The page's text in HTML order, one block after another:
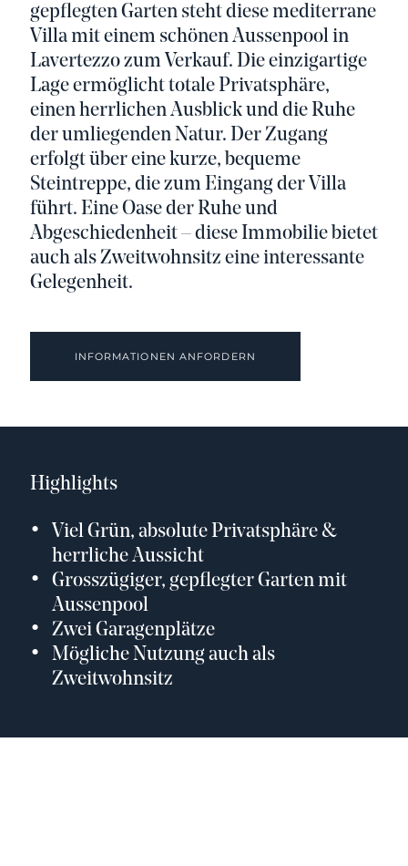
gepflegten Garten steht diese mediterrane
Villa mit einem schönen Aussenpool in
Lavertezzo zum Verkauf. Die einzigartige
Lage ermöglicht totale Privatsphäre,
einen herrlichen Ausblick und die Ruhe
der umliegenden Natur. Der Zugang
erfolgt über eine kurze, bequeme
Steintreppe, die zum Eingang der Villa
führt. Eine Oase der Ruhe und
Abgeschiedenheit – diese Immobilie bietet
auch als Zweitwohnsitz eine interessante
Gelegenheit.
INFORMATIONEN ANFORDERN
Highlights
Viel Grün, absolute Privatsphäre &
herrliche Aussicht
Grosszügiger, gepflegter Garten mit
Aussenpool
Zwei Garagenplätze
Mögliche Nutzung auch als
Zweitwohnsitz